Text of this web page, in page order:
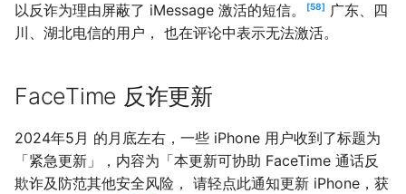
以反诈为理由屏蔽了 iMessage 激活的短信。
58
广东、四
川、湖北电信的用户， 也在评论中表示无法激活。
FaceTime 反诈更新
2024年5月 的月底左右，一些 iPhone 用户收到了标题为
「紧急更新」，内容为「本更新可协助 FaceTime 通话反
欺诈及防范其他安全风险， 请轻点此通知更新 iPhone，获